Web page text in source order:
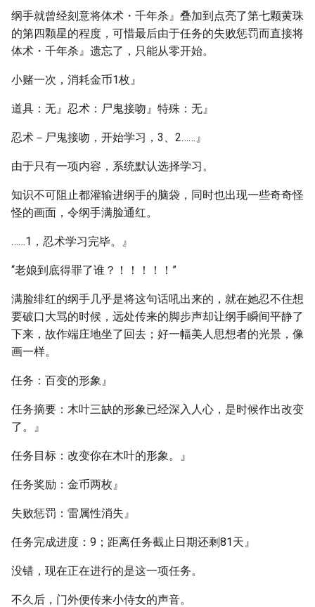
纲手就曾经刻意将体术・千年杀』叠加到点亮了第七颗黄珠
的第四颗星的程度，可惜最后由于任务的失败惩罚而直接将
体术・千年杀』遗忘了，只能从零开始。
小赌一次，消耗金币1枚』
道具：无』忍术：尸鬼接吻』特殊：无』
忍术－尸鬼接吻，开始学习，3、2……』
由于只有一项内容，系统默认选择学习。
知识不可阻止都灌输进纲手的脑袋，同时也出现一些奇奇怪
怪的画面，令纲手满脸通红。
……1，忍术学习完毕。』
“老娘到底得罪了谁？！！！！！”
满脸绯红的纲手几乎是将这句话吼出来的，就在她忍不住想
要破口大骂的时候，远处传来的脚步声却让纲手瞬间平静了
下来，故作端庄地坐了回去；好一幅美人思想者的光景，像
画一样。
任务：百变的形象』
任务摘要：木叶三缺的形象已经深入人心，是时候作出改变
了。』
任务目标：改变你在木叶的形象。』
任务奖励：金币两枚』
失败惩罚：雷属性消失』
任务完成进度：9；距离任务截止日期还剩81天』
没错，现在正在进行的是这一项任务。
不久后，门外便传来小侍女的声音。